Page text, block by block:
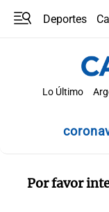
Deportes
Lo Último
Por favor